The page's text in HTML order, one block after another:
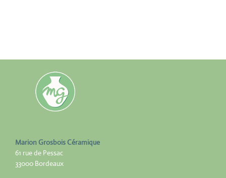
Marion Grosbois Céramique
61 rue de Pessac
33000 Bordeaux